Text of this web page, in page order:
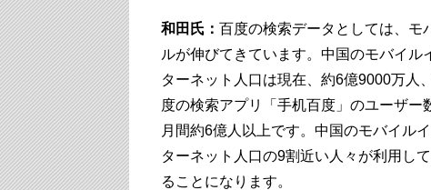
和田氏： 百度の検索データとしては、モ
ルが伸びてきています。中国のモバイル
ターネット人口は現在、約6億9000万人
度の検索アプリ「手机百度」のユーザー
月間約6億人以上です。中国のモバイル
ターネット人口の9割近い人々が利用し
ることになります。